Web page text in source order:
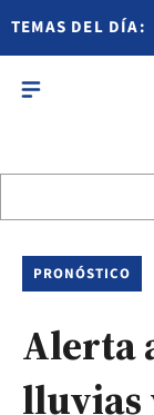
TEMAS DEL DÍA:
PRONÓSTICO
Alerta
lluvias